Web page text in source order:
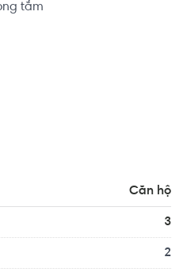
tắm
tiện di chuyển với đầy đủ
Phòng khám Mắt BV AIH - Căn hộ
3
2